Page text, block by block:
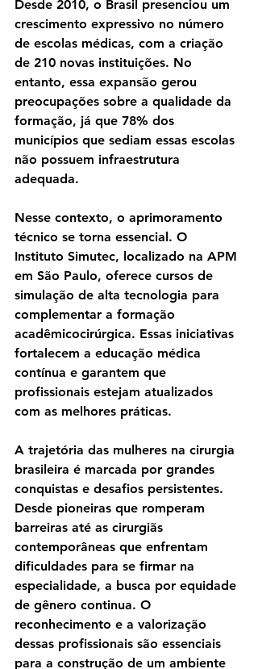
Desde 2010, o Brasil presenciou um
crescimento expressivo no número
de escolas médicas, com a criação
de 210 novas instituições. No
entanto, essa expansão gerou
preocupações sobre a qualidade da
formação, já que 78% dos
municípios que sediam essas escolas
não possuem infraestrutura
adequada.
Nesse contexto, o aprimoramento
técnico se torna essencial. O
Instituto Simutec, localizado na APM
em São Paulo, oferece cursos de
simulação de alta tecnologia para
complementar a formação
acadêmicocirúrgica. Essas iniciativas
fortalecem a educação médica
contínua e garantem que
profissionais estejam atualizados
com as melhores práticas.
A trajetória das mulheres na cirurgia
brasileira é marcada por grandes
conquistas e desafios persistentes.
Desde pioneiras que romperam
barreiras até as cirurgiãs
contemporâneas que enfrentam
dificuldades para se firmar na
especialidade, a busca por equidade
de gênero continua. O
reconhecimento e a valorização
dessas profissionais são essenciais
para a construção de um ambiente